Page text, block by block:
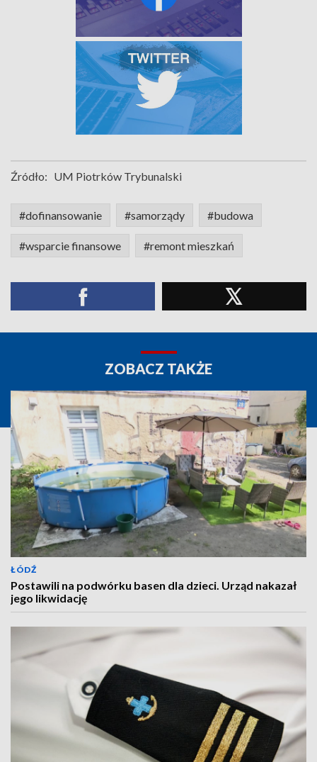
Źródło: UM Piotrków Trybunalski
#dofinansowanie #samorządy #budowa
#wsparcie finansowe #remont mieszkań
ZOBACZ TAKŻE
ŁÓDŹ
Postawili na podwórku basen dla dzieci. Urząd nakazał
jego likwidację